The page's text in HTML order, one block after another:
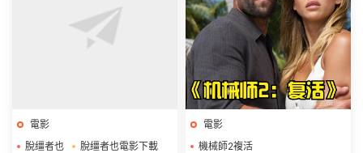
電影
脫缰者也
脫缰者也電影下載
電影
機械師2複活